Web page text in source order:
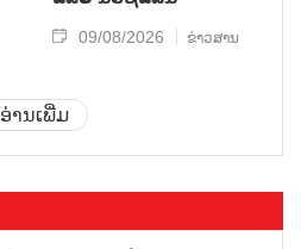
09/08/2026 ຂ່າວສານ
ອ່ານເພີ່ມ